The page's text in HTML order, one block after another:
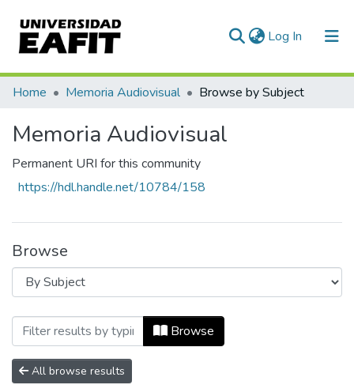
Log In (current)
Communities & Collections
Home Memoria Audiovisual Browse by Subject
Memoria Audiovisual
Permanent URI for this community
https://hdl.handle.net/10784/158
Browse
Browsing Memoria Audiovisual by
Browse
All browse results